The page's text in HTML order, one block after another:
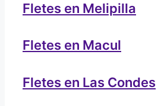
Fletes en Melipilla
Fletes en Macul
Fletes en Las Condes